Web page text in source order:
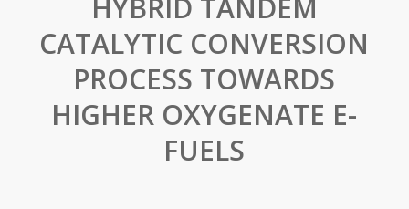
HYBRID TANDEM
CATALYTIC CONVERSION
PROCESS TOWARDS
HIGHER OXYGENATE E-
FUELS